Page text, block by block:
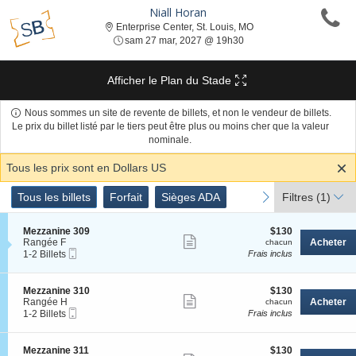
Niall Horan
Enterprise Center, St. Louis, MOEnterprise Center, St.
sam 27 mar, 2027 @ 19h30sam 27 mar, 2027 @
Afficher le Plan du Stade
Nous sommes un site de revente de billets, et non le vendeur de billets.
Le prix du billet listé par le tiers peut être plus ou moins cher que la valeur
nominale.
Tous les prix sont en Dollars US
Genre
de
previous
Tous les billets
Tous les billets Forfait
Forfait Sièges ADA
Sièges ADA next
Filtres (1)
S
e
c
i
o
n
M
e
z
a
Mezzanine 309
Rangée F
1
2
Billets
disponible
1-2 Billets
de
$130
chacun
$130
chacun
Frais inclus
Acheter
S
e
c
i
o
Mezzanine 310
Rangée H
1
2
Billets
1-2 Billets
de
$130
chacun
$130
chacun
Frais inclus
Acheter
SMezzanine 311
$130
$130